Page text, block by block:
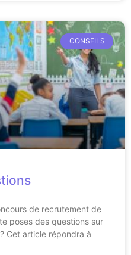
CONSEILS
de recrutement de
poses des questions sur
Cet article répondra à